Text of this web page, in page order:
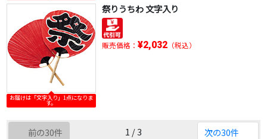
お届けは「文字入り」1点になりま
す。
祭りうちわ 文字入り
販売価格： ¥2,032（税込）
前の30件 1 / 3 次の30件